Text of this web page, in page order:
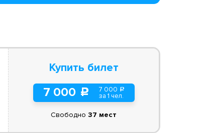
Купить билет
7 000 c 7 000 a
за 1 чел.
Свободно 37 мест